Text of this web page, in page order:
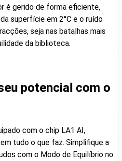
é gerido de forma eficiente,
superfície em 2°C e o ruído
seja nas batalhas mais
da biblioteca.
potencial com o
com o chip LA1 AI,
tudo o que faz. Simplifique a
com o Modo de Equilíbrio no